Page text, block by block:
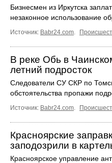
Бизнесмен из Иркутска
незаконное использование
Источник: Babr24.com
В реке Обь в
летний подросток
Следователи СУ СКР по
обстоятельства пропажи
Источник: Babr24.com
Красноярские
заподозрили в
Красноярское управление